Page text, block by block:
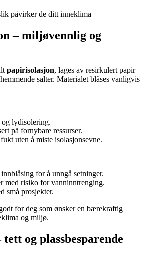
påvirker de ditt inneklima
– miljøvennlig og
papirisolasjon, lages av resirkulert papir
salter. Materialet blåses vanligvis
og lydisolering.
på fornybare ressurser.
uten å miste isolasjonsevne.
for å unngå setninger.
med risiko for vanninntrenging.
små prosjekter.
for deg som ønsker en bærekraftig
og miljø.
og plassbesparende